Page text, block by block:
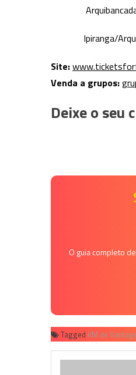
Arquibancada/
Ipiranga/
Site:
Venda a grupos:
Deixe o seu
O guia completo
Tagged KM de